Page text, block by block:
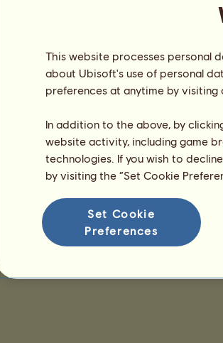
This website processes personal
about Ubisoft's use of personal
preferences at anytime by
In addition to the above, by
website activity, including game
technologies. If you wish to
by visiting the “Set Cookie
Set Cookie
Preferences